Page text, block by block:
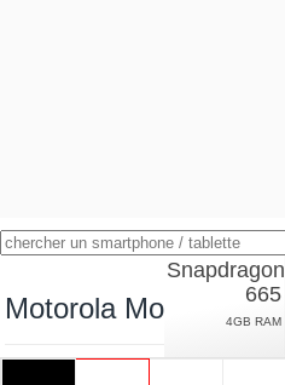
Motorola Moto G8
Snapdragon
665
4GB RAM